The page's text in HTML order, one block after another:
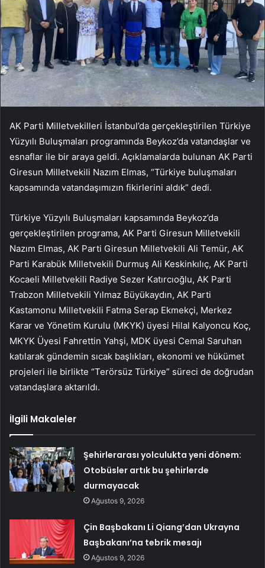
AK Parti Milletvekilleri İstanbul’da gerçekleştirilen Türkiye
Yüzyılı Buluşmaları programında Beykoz’da vatandaşlar ve
esnaflar ile bir araya geldi. Açıklamalarda bulunan AK Parti
Giresun Milletvekili Nazım Elmas, “Türkiye buluşmaları
kapsamında vatandaşımızın fikirlerini aldık” dedi.
Türkiye Yüzyılı Buluşmaları kapsamında Beykoz’da
gerçekleştirilen programa, AK Parti Giresun Milletvekili
Nazım Elmas, AK Parti Giresun Milletvekili Ali Temür, AK
Parti Karabük Milletvekili Durmuş Ali Keskinkılıç, AK Parti
Kocaeli Milletvekili Radiye Sezer Katırcıoğlu, AK Parti
Trabzon Milletvekili Yılmaz Büyükaydın, AK Parti
Kastamonu Milletvekili Fatma Serap Ekmekçi, Merkez
Karar ve Yönetim Kurulu (MKYK) üyesi Hilal Kalyoncu Koç,
MKYK Üyesi Fahrettin Yahşi, MDK üyesi Cemal Saruhan
katılarak gündemin sıcak başlıkları, ekonomi ve hükümet
projeleri ile birlikte “Terörsüz Türkiye” süreci de doğrudan
vatandaşlara aktarıldı.
İlgili Makaleler
Şehirlerarası yolculukta yeni dönem:
Otobüsler artık bu şehirlerde
durmayacak
Ağustos 9, 2026
Çin Başbakanı Li Qiang’dan Ukrayna
Başbakanı’na tebrik mesajı
Ağustos 9, 2026